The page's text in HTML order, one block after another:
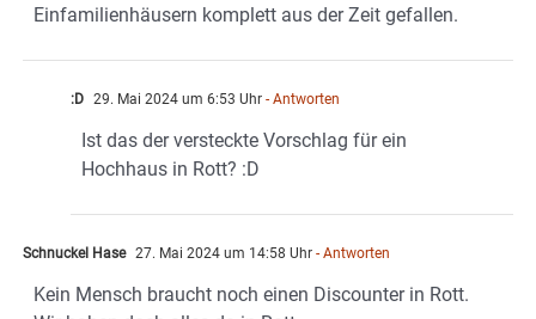
Einfamilienhäusern komplett aus der Zeit gefallen.
:D 29. Mai 2024 um 6:53 Uhr - Antworten
Ist das der versteckte Vorschlag für ein
Hochhaus in Rott? :D
Schnuckel Hase 27. Mai 2024 um 14:58 Uhr - Antworten
Kein Mensch braucht noch einen Discounter in Rott.